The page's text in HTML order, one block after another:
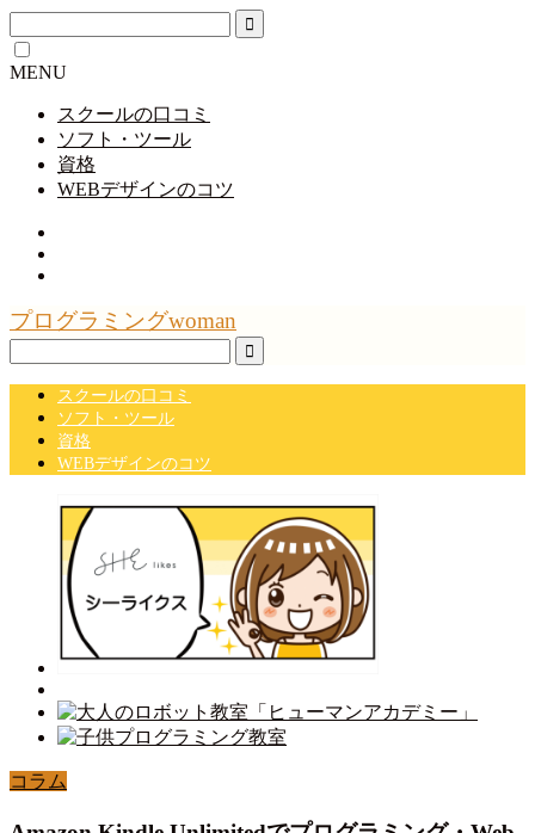
MENU
スクールの口コミ
ソフト・ツール
資格
WEBデザインのコツ
プログラミングwoman
スクールの口コミ
ソフト・ツール
資格
WEBデザインのコツ
コラム